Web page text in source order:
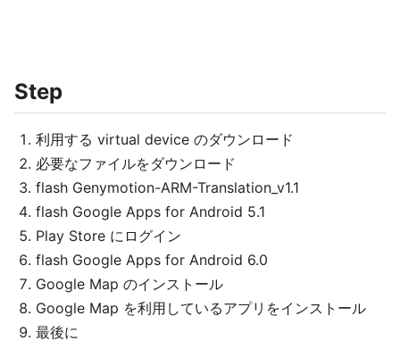
Step
利用する virtual device のダウンロード
必要なファイルをダウンロード
flash Genymotion-ARM-Translation_v1.1
flash Google Apps for Android 5.1
Play Store にログイン
flash Google Apps for Android 6.0
Google Map のインストール
Google Map を利用しているアプリをインストール
最後に